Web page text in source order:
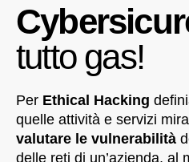
tutto gas!
Per Ethical Hacking
quelle attività e servizi
valutare le vulnerabilità
delle reti di un’azienda, al